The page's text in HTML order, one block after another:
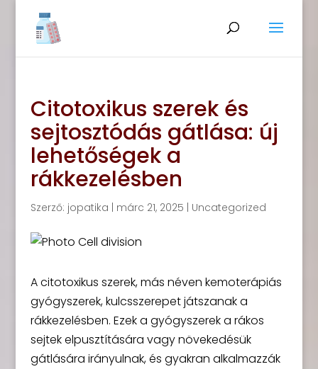
Citotoxikus szerek és
sejtosztódás gátlása: új
lehetőségek a
rákkezelésben
Szerző: jopatika márc 21, 2025 Uncategorized
A citotoxikus szerek, más néven kemoterápiás
gyógyszerek, kulcsszerepet játszanak a
rákkezelésben. Ezek a gyógyszerek a rákos
sejtek elpusztítására vagy növekedésük
gátlására irányulnak, és gyakran alkalmazzák